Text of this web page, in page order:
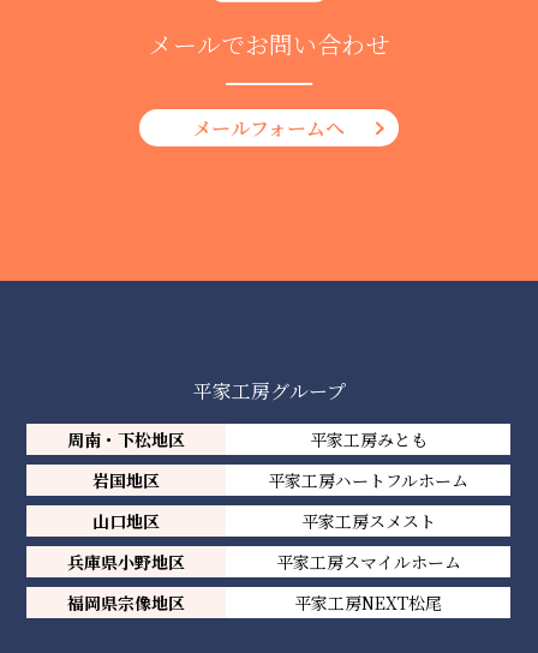
メールでお問い合わせ
メールフォームへ
平家工房グループ
周南・下松地区
平家工房みとも
岩国地区
平家工房ハートフルホーム
山口地区
平家工房スメスト
兵庫県小野地区
平家工房スマイルホーム
福岡県宗像地区
平家工房NEXT松尾